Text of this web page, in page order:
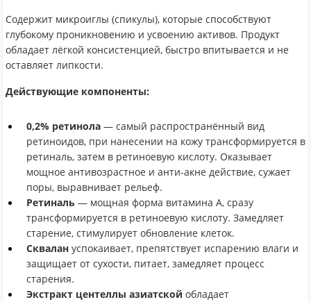
Содержит микроиглы (спикулы), которые способствуют
глубокому проникновению и усвоению активов. Продукт
обладает лёгкой консистенцией, быстро впитывается и не
оставляет липкости.
Действующие компоненты:
0,2% ретинола — самый распространённый вид
ретиноидов, при нанесении на кожу трансформируется в
ретиналь, затем в ретиноевую кислоту. Оказывает
мощное антивозрастное и анти-акне действие, сужает
поры, выравнивает рельеф.
Ретиналь — мощная форма витамина A, сразу
трансформируется в ретиноевую кислоту. Замедляет
старение, стимулирует обновление клеток.
Сквалан успокаивает, препятствует испарению влаги и
защищает от сухости, питает, замедляет процесс
старения.
Экстракт центеллы азиатской обладает